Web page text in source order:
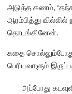
அடுத்த கணம்,
ஆரம்பித்து
தொடங்கினேன்.
கதை சொல்லும்போது
பெரியவாளும்
அப்போது